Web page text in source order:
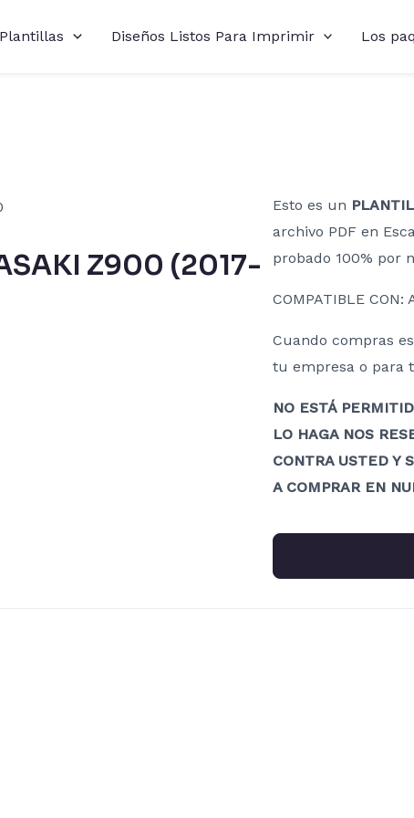
Plantillas Diseños Listos Para Imprimir Los
Z900 (2017-
Esto es un
archivo PDF en
probado 100% por
COMPATIBLE CON:
Cuando compras
tu empresa o para
NO ESTÁ
LO HAGA NOS
CONTRA USTED Y
A COMPRAR EN